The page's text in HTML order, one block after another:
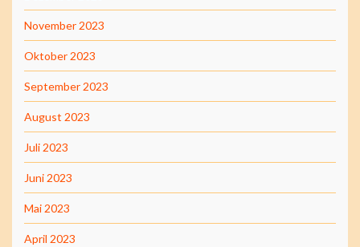
November 2023
Oktober 2023
September 2023
August 2023
Juli 2023
Juni 2023
Mai 2023
April 2023